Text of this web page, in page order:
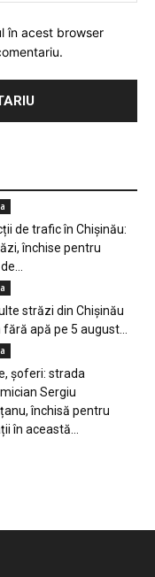
în acest browser
de trafic în Chișinău:
închise pentru
străzi din Chișinău
apă pe 5 august...
șoferi: strada
Sergiu
închisă pentru
în această...